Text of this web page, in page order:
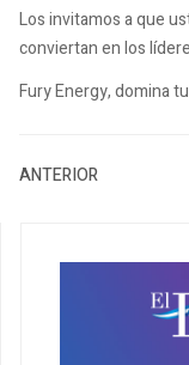
Los invitamos a que
conviertan en los
Fury Energy, domina
ANTERIOR